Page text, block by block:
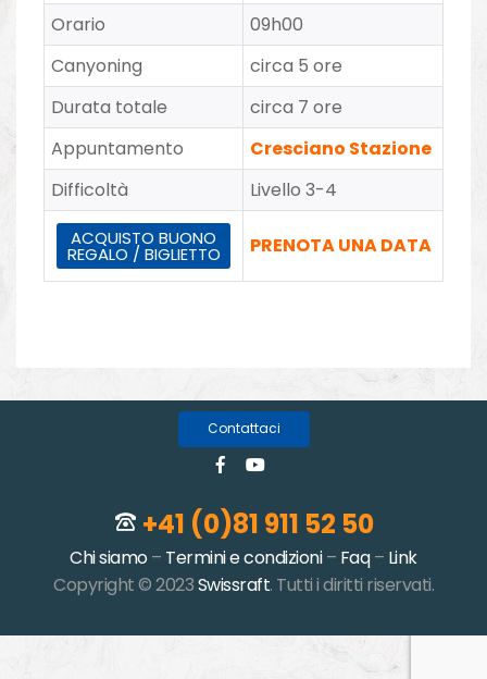
Orario
09h00
Canyoning
circa 5 ore
Durata totale
circa 7 ore
Appuntamento
Cresciano Stazione
Difficoltà
Livello 3-4
ACQUISTO BUONO
REGALO / BIGLIETTO PRENOTA UNA DATA
Contattaci
+41 (0)81 911 52 50
Chi siamo– Termini e condizioni– Faq– Link
Copyright © 2023Swissraft. Tutti i diritti riservati.